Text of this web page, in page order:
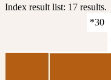
Index result list: 17 results.